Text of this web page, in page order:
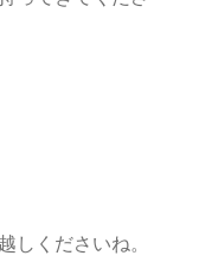
しくださいね。